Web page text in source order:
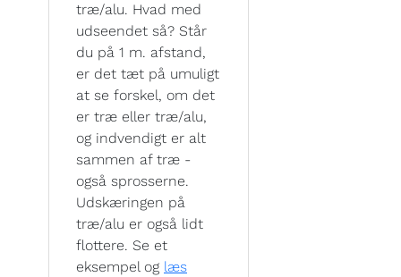
træ/alu. Hvad med
udseendet så? Står
du på 1 m. afstand,
er det tæt på umuligt
at se forskel, om det
er træ eller træ/alu,
og indvendigt er alt
sammen af træ -
også sprosserne.
Udskæringen på
træ/alu er også lidt
flottere. Se et
eksempel og læs